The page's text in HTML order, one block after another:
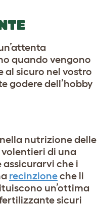
quando vengono
al sicuro nel vostro
godere dell’hobby
nutrizione delle
di una
che i
recinzioneche li
un’ottima
sicuri